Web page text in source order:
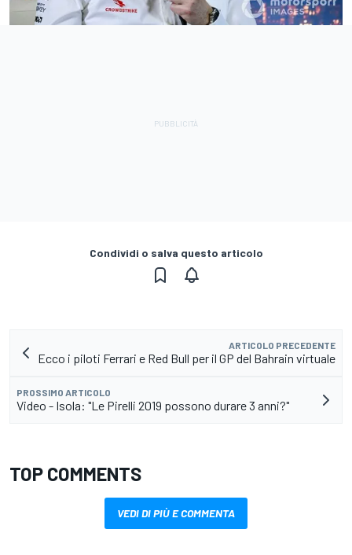
Condividi o salva questo articolo
ARTICOLO PRECEDENTE
Ecco i piloti Ferrari e Red Bull per il GP del Bahrain virtuale
PROSSIMO ARTICOLO
Video - Isola: "Le Pirelli 2019 possono durare 3 anni?"
TOP COMMENTS
VEDI DI PIÙ E COMMENTA